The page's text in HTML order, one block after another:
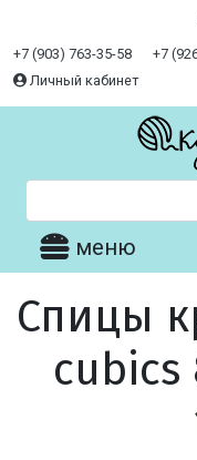
+7 (903) 763-35-58 +7
Личный кабинет
меню
Спицы